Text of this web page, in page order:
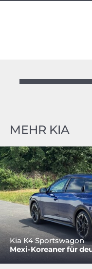
MEHR KIA
Kia K4 Sportswagon
Mexi-Koreaner für